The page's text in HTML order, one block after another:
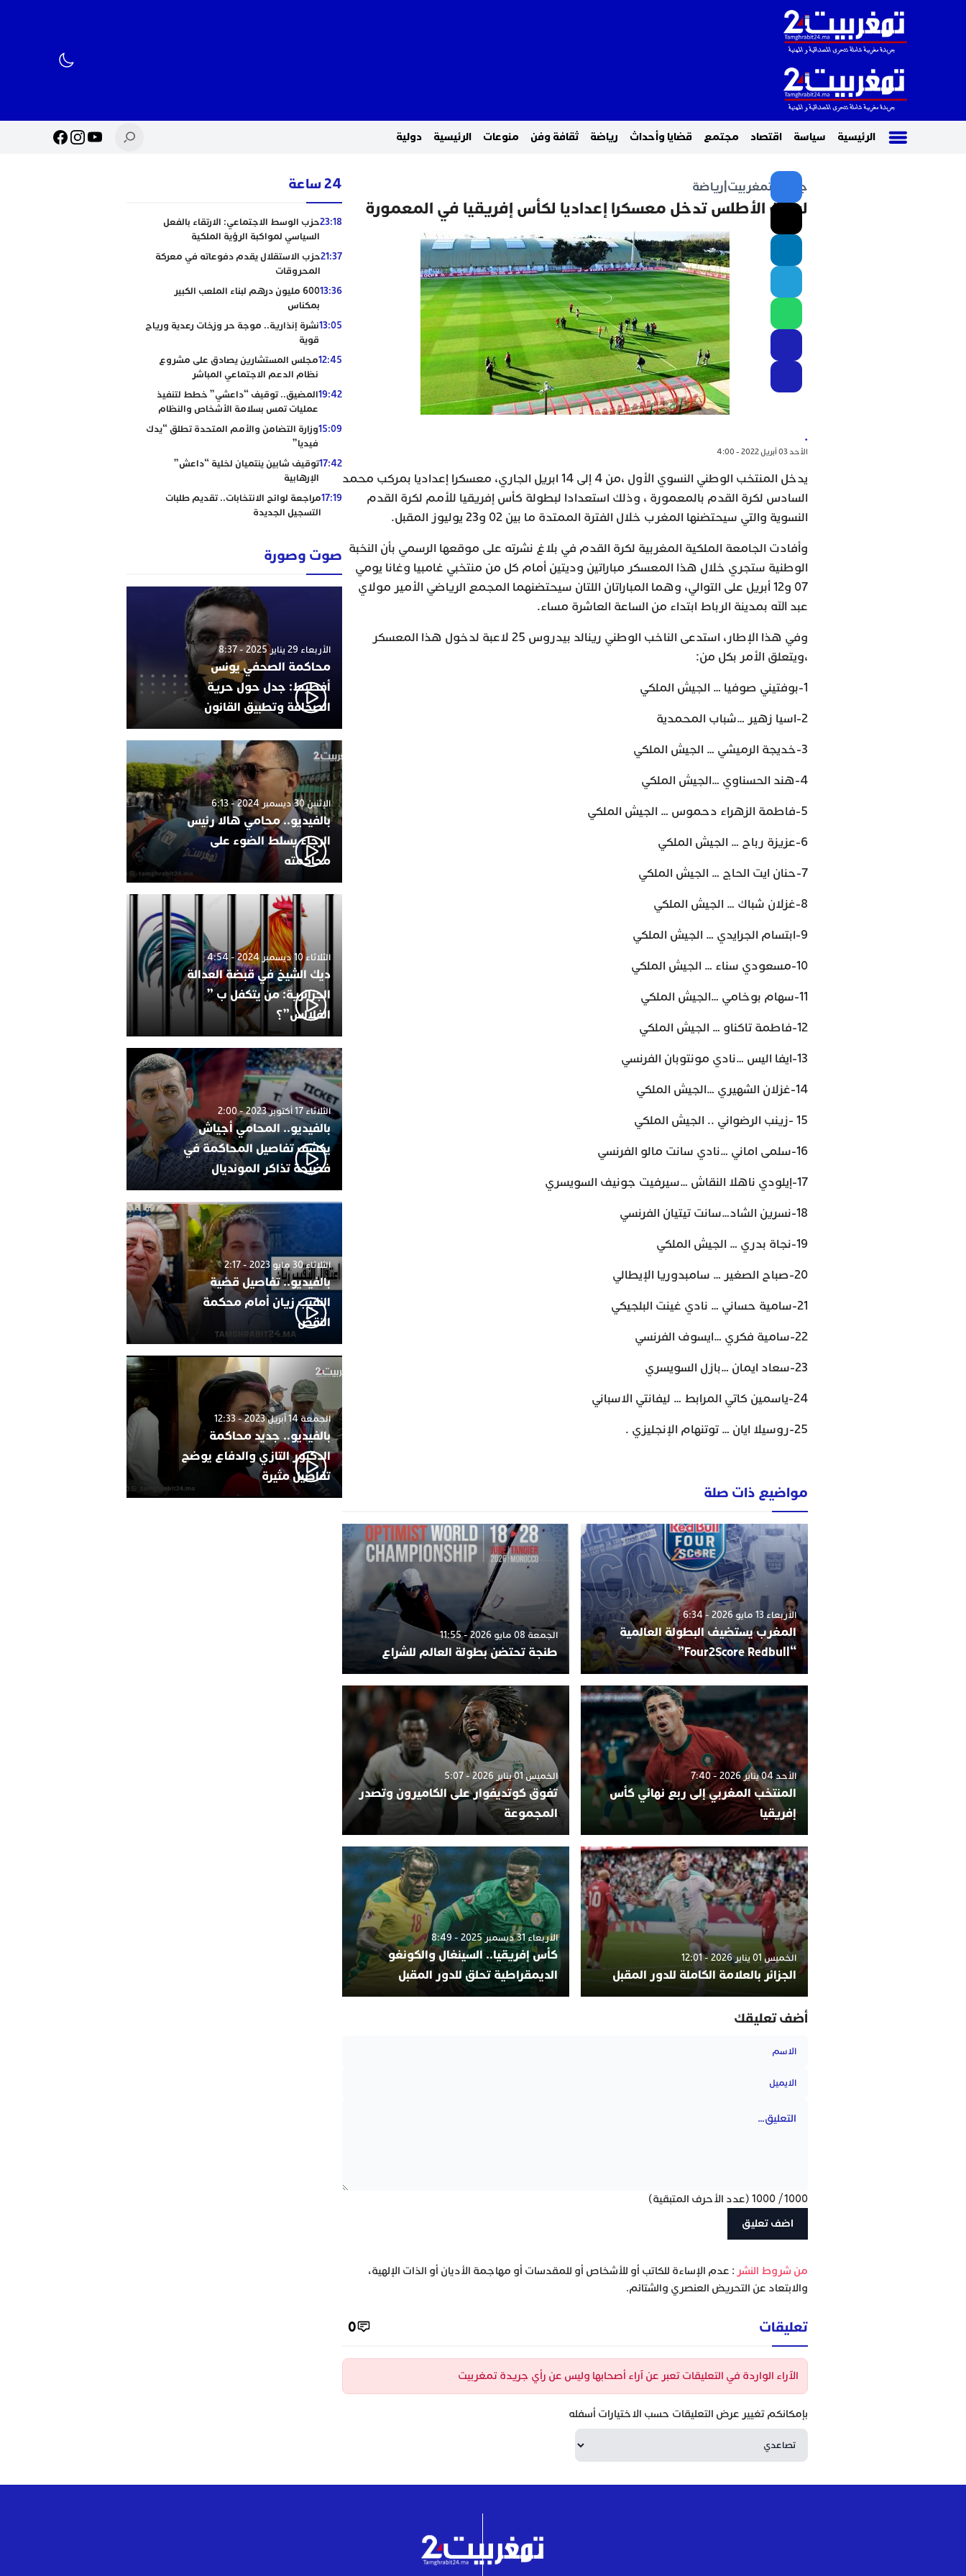
الرئيسية سياسة اقتصاد مجتمع قضايا وأحداث رياضة ثقافة وفن منوعات الرئيسية دولية
جريدة تمغربيت رياضة
لبؤات الأطلس تدخل معسكرا إعداديا لكأس إفريقيا في المعمورة
.
الأحد 03 أبريل 2022 - 4:00
يدخل المنتخب الوطني النسوي الأول ،من 4 إلى 14 ابريل الجاري، معسكرا إعداديا بمركب محمد
السادس لكرة القدم بالمعمورة ، وذلك استعدادا لبطولة كأس إفريقيا للأمم لكرة القدم
النسوية والتي سيحتضنها المغرب خلال الفترة الممتدة ما بين 02 و23 يوليوز المقبل.
وأفادت الجامعة الملكية المغربية لكرة القدم في بلاغ نشرته على موقعها الرسمي بأن النخبة
الوطنية ستجري خلال هذا المعسكر مباراتين وديتين أمام كل من منتخبي غامبيا وغانا يومي
07 و12 أبريل على التوالي، وهما المباراتان اللتان سيحتضنهما المجمع الرياضي الأمير مولاي
عبد الله بمدينة الرباط ابتداء من الساعة العاشرة مساء.
وفي هذا الإطار، استدعى الناخب الوطني رينالد بيدروس 25 لاعبة لدخول هذا المعسكر
،ويتعلق الأمر بكل من:
1-بوفتيني صوفيا … الجيش الملكي
2-اسيا زهير …شباب المحمدية
3-خديجة الرميشي … الجيش الملكي
4-هند الحسناوي …الجيش الملكي
5-فاطمة الزهراء دحموس … الجيش الملكي
6-عزيزة رباح … الجيش الملكي
7-حنان ايت الحاج … الجيش الملكي
8-غزلان شباك … الجيش الملكي
9-ابتسام الجرايدي … الجيش الملكي
10-مسعودي سناء … الجيش الملكي
11-سهام بوخامي …الجيش الملكي
12-فاطمة تاكناو … الجيش الملكي
13-ايفا اليس …نادي مونتوبان الفرنسي
14-غزلان الشهيري …الجيش الملكي
15 -زينب الرضواني .. الجيش الملكي
16-سلمى اماني …نادي سانت مالو الفرنسي
17-إيلودي ناهلا النقاش …سيرفيت جونيف السويسري
18-نسرين الشاد…سانت تيتيان الفرنسي
19-نجاة بدري … الجيش الملكي
20-صباح الصغير … سامبدوريا الإيطالي
21-سامية حساني … نادي غينت البلجيكي
22-سامية فكري …ايسوف الفرنسي
23-سعاد ايمان …بازل السويسري
24-ياسمين كاتي المرابط … ليفانتي الاسباني
25-روسيلا ايان … توتنهام الإنجليزي .
مواضيع ذات صلة
الأربعاء 13 مايو 2026 - 6:34
المغرب يستضيف البطولة العالمية
“Four2Score Redbull”
الجمعة 08 مايو 2026 - 11:55
طنجة تحتضن بطولة العالم للشراع
الأحد 04 يناير 2026 - 7:40
المنتخب المغربي إلى ربع نهائي كأس
إفريقيا
الخميس 01 يناير 2026 - 5:07
تفوق كوتديفوار على الكاميرون وتصدر
المجموعة
الخميس 01 يناير 2026 - 12:01
الجزائر بالعلامة الكاملة للدور المقبل
الأربعاء 31 ديسمبر 2025 - 8:49
كأس إفريقيا.. السينغال والكونغو
الديمقراطية تحلق للدور المقبل
أضف تعليقك
1000
/
1000 (عدد الأحرف المتبقية)
‫من شروط النشر : عدم الإساءة للكاتب أو للأشخاص أو للمقدسات أو مهاجمة الأديان أو الذات الإلهية،
والابتعاد عن التحريض العنصري والشتائم.
تعليقات 0
الآراء الواردة في التعليقات تعبر عن آراء أصحابها وليس عن رأي جريدة تمغربيت
بإمكانكم تغيير عرض التعليقات حسب الاختيارات أسفله
24 ساعة
23:18حزب الوسط الاجتماعي: الارتقاء بالفعل
السياسي لمواكبة الرؤية الملكية
21:37حزب الاستقلال يقدم دفوعاته في معركة
المحروقات
13:36
600 مليون درهم لبناء الملعب الكبير
بمكناس
13:05نشرة إنذارية.. موجة حر وزخات رعدية ورياح
قوية
12:45مجلس المستشارين يصادق على مشروع
نظام الدعم الاجتماعي المباشر
19:42المضيق.. توقيف “داعشي” خطط لتنفيذ
عمليات تمس بسلامة الأشخاص والنظام
15:09وزارة التضامن والأمم المتحدة تطلق “يدك
فيديا”
17:42توقيف شابين ينتميان لخلية “داعش”
الإرهابية
17:19مراجعة لوائح الانتخابات.. تقديم طلبات
التسجيل الجديدة
صوت وصورة
الأربعاء 29 يناير 2025 - 8:37
محاكمة الصحفي يونس
أفطيط: جدل حول حرية
الصحافة وتطبيق القانون
الإثنين 30 ديسمبر 2024 - 6:13
بالفيديو.. محامي هالا رئيس
الرجاء يسلط الضوء على
محاكمته
الثلاثاء 10 ديسمبر 2024 - 4:54
ديك الشيخ في قبضة العدالة
الجزائرية: من يتكفل ب ”
الفلالس”؟
الثلاثاء 17 أكتوبر 2023 - 2:00
بالفيديو.. المحامي أجياش
يكشف تفاصيل المحاكمة في
فضيحة تذاكر المونديال
الثلاثاء 30 مايو 2023 - 2:17
بالفيديو.. تفاصيل قضية
النقيب زيان أمام محكمة
النقض
الجمعة 14 أبريل 2023 - 12:33
بالفيديو.. جديد محاكمة
الدكتور التازي والدفاع يوضح
تفاصيل مثيرة